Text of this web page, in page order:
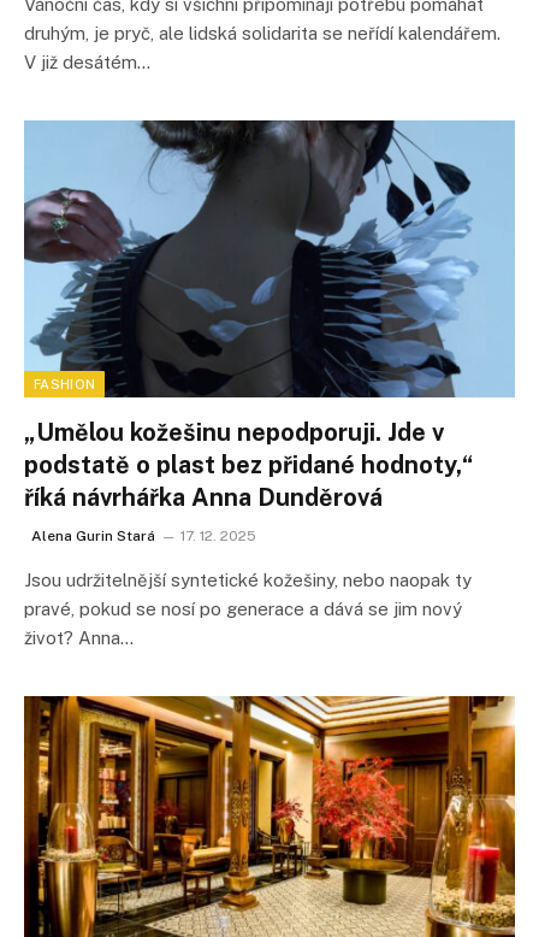
Vánoční čas, kdy si všichni připomínají potřebu pomáhat
druhým, je pryč, ale lidská solidarita se neřídí kalendářem.
V již desátém…
FASHION
„Umělou kožešinu nepodporuji. Jde v
podstatě o plast bez přidané hodnoty,“
říká návrhářka Anna Dunděrová
Alena Gurin Stará 17. 12. 2025
Jsou udržitelnější syntetické kožešiny, nebo naopak ty
pravé, pokud se nosí po generace a dává se jim nový
život? Anna…